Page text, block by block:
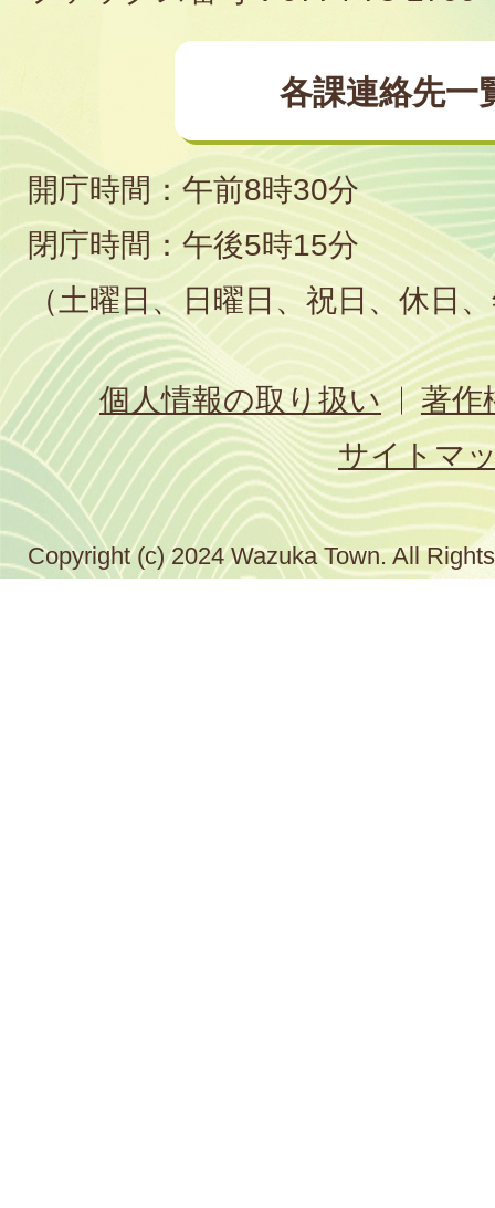
各課連絡先一
開庁時間：午前8時30分
閉庁時間：午後5時15分
（土曜日、日曜日、祝日、休日
個人情報の取り扱い
著作
サイトマ
Copyright (c) 2024 Wazuka Town. All